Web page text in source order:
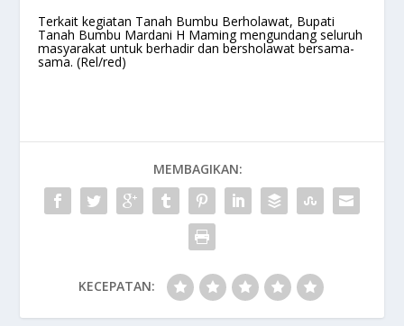
Terkait kegiatan Tanah Bumbu Berholawat, Bupati
Tanah Bumbu Mardani H Maming mengundang seluruh
masyarakat untuk berhadir dan bersholawat bersama-
sama. (Rel/red)
MEMBAGIKAN:
KECEPATAN: